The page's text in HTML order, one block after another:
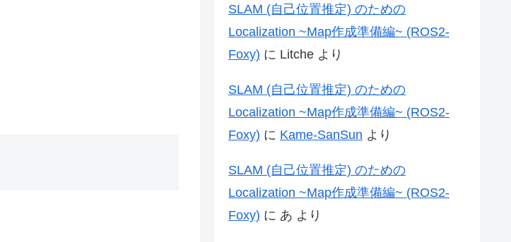
SLAM (自己位置推定) のための
Localization ~Map作成準備編~ (ROS2-
Foxy) に Litche より
SLAM (自己位置推定) のための
Localization ~Map作成準備編~ (ROS2-
Foxy) に Kame-SanSun より
SLAM (自己位置推定) のための
Localization ~Map作成準備編~ (ROS2-
Foxy) に あ より